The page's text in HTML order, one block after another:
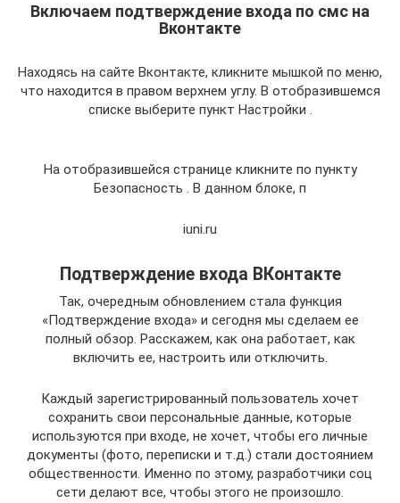
Включаем подтверждение входа по смс на
Вконтакте
Находясь на сайте Вконтакте, кликните мышкой по меню,
что находится в правом верхнем углу. В отобразившемся
списке выберите пункт Настройки .
На отобразившейся странице кликните по пункту
Безопасность . В данном блоке, п
iuni.ru
Подтверждение входа ВКонтакте
Так, очередным обновлением стала функция
«Подтверждение входа» и сегодня мы сделаем ее
полный обзор. Расскажем, как она работает, как
включить ее, настроить или отключить.
Каждый зарегистрированный пользователь хочет
сохранить свои персональные данные, которые
используются при входе, не хочет, чтобы его личные
документы (фото, переписки и т.д.) стали достоянием
общественности. Именно по этому, разработчики соц
сети делают все, чтобы этого не произошло.